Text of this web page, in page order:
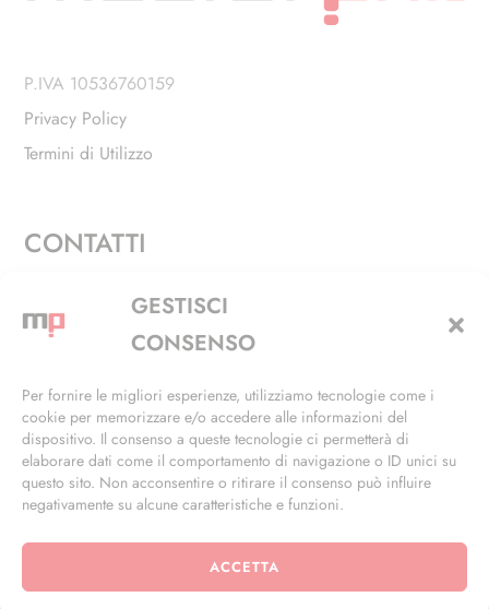
GESTISCI
CONSENSO
Per fornire le migliori esperienze, utilizziamo tecnologie come i
cookie per memorizzare e/o accedere alle informazioni del
dispositivo. Il consenso a queste tecnologie ci permetterà di
elaborare dati come il comportamento di navigazione o ID unici su
questo sito. Non acconsentire o ritirare il consenso può influire
negativamente su alcune caratteristiche e funzioni.
ACCETTA
P.IVA 10536760159
Privacy Policy
Termini di Utilizzo
CONTATTI
Via Alfieri, 27 - Trezzano Sul Naviglio (MI)
+39 02 4846 3155
info@masterphil.it